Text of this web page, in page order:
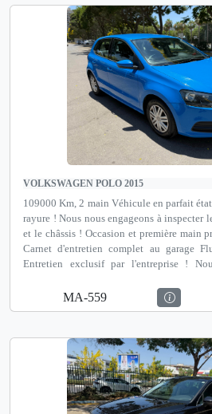
Netanya.
VOLKSWAGEN POLO 2015
109000 Km, 2 main Véhicule en parfait
rayure ! Nous nous engageons à inspecter
et le châssis ! Occasion et première main
Carnet d'entretien complet au garage
Entretien exclusif par l'entreprise !
financement jusqu'à 100 % et de reprise
Netanya, un institut de contrôle de
MA-559